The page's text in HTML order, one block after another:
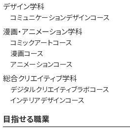
デザイン学科
コミュニケーションデザインコース
漫画・アニメーション学科
コミックアートコース
漫画コース
アニメーションコース
総合クリエイティブ学科
デジタルクリエイティブラボコース
インテリアデザインコース
目指せる職業